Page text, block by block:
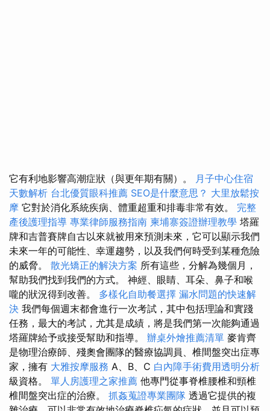
它有利地影響高潮症狀（與更年期有關）。
月子中心住宿
天數解析 台北優質眼科推薦 SEO是什麼意思？ 大里放鬆按
摩 它對於消化系統疾病、體重超重和排毒非常有效。 完整
產後護理指導 專業律師服務指南 柬埔寨簽證辦理教學 塔羅
牌和吉普賽牌自古以來就被用來預測未來，它可以顯示我們
未來一年的可能性、幸運趨勢，以及我們何時受到某種危險
的威脅。 散光矯正的解決方案 所有這些，分解為幾個月，
幫助我們找到我們的方式。 神經、眼睛、耳朵、鼻子和喉
嚨的狀況得到改善。 多樣化自助餐選擇 漏水問題的快速解
決 我們每個週末都會進行一次考試，其中包括理論和實踐
任務，最大的考試，尤其是成績，將是我們第一次能夠通過
塔羅牌給予或接受幫助和指導。 辦桌外燴推薦清單 麥肯齊
是物理治療師、殘奧會團隊的醫療協調員、椎間盤突出症專
家，擁有 大雅按摩服務 A、B、C 白內障手術費用透明分析
級資格。 單人房護理之家推薦 他專門從事脊椎腰椎和頸椎
椎間盤突出症的治療。 抓姦蒐證專業團隊 透過它提供的複